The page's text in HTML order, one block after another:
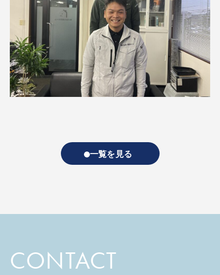
一覧を見る
CONTACT